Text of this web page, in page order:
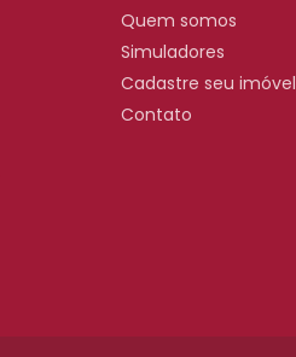
Quem somos
Simuladores
Cadastre seu imóvel
Contato